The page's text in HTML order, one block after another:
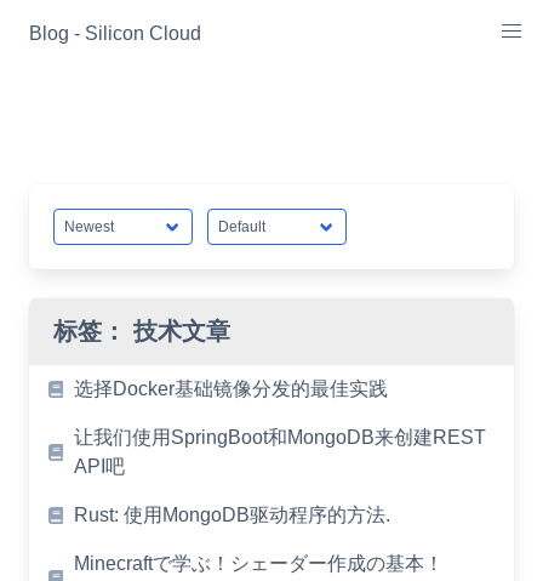
Blog - Silicon Cloud
标签： 技术文章
选择Docker基础镜像分发的最佳实践
让我们使用SpringBoot和MongoDB来创建REST
API吧
Rust: 使用MongoDB驱动程序的方法.
Minecraftで学ぶ！シェーダー作成の基本！